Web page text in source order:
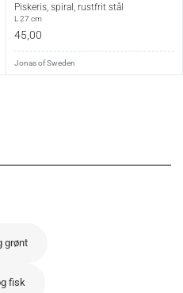
Piskeris, spiral, rustfrit stål
L 27 cm
45,00
Jonas of Sweden
grønt
fisk